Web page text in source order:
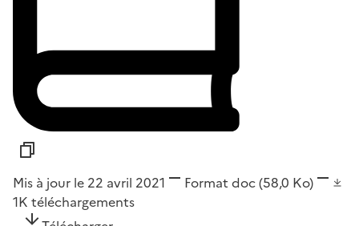
Mis à jour le 22 avril 2021 Format doc(58,0 Ko)
1K téléchargements